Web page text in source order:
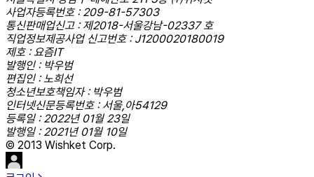
사업자등록번호 : 209-81-57303
통신판매업신고 : 제2018-서울강남-02337 호
직업정보제공사업 신고번호 : J1200020180019
제호 : 요즘IT
발행인 : 박우범
편집인 : 노희선
청소년보호책임자 : 박우범
인터넷신문등록번호 : 서울,아54129
등록일 : 2022년 01월 23일
발행일 : 2021년 01월 10일
© 2013 Wishket Corp.